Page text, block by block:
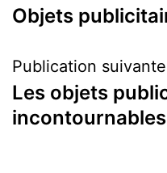
Objets
Publication suivante
Les objets
incontournables